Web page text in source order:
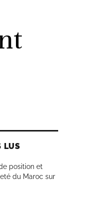
LUS
position et
du Maroc sur